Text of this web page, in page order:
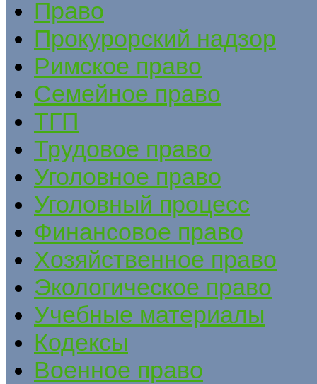
Право
Прокурорский надзор
Римское право
Семейное право
ТГП
Трудовое право
Уголовное право
Уголовный процесс
Финансовое право
Хозяйственное право
Экологическое право
Учебные материалы
Кодексы
Военное право